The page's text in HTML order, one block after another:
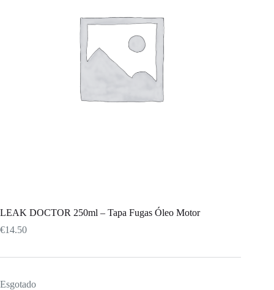
LEAK DOCTOR 250ml – Tapa Fugas Óleo Motor
€14.50
Esgotado